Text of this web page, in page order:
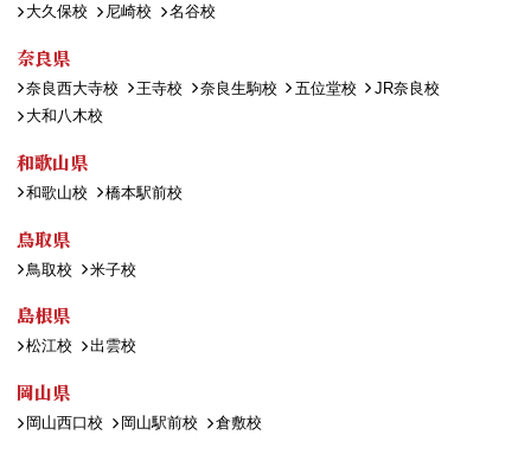
大久保校
尼崎校 名谷校
奈良県
奈良西大寺校 王寺校 奈良生駒校 五位堂校
JR奈良校
大和八木校
和歌山県
和歌山校 橋本駅前校
鳥取県
鳥取校 米子校
島根県
松江校 出雲校
岡山県
岡山西口校 岡山駅前校 倉敷校